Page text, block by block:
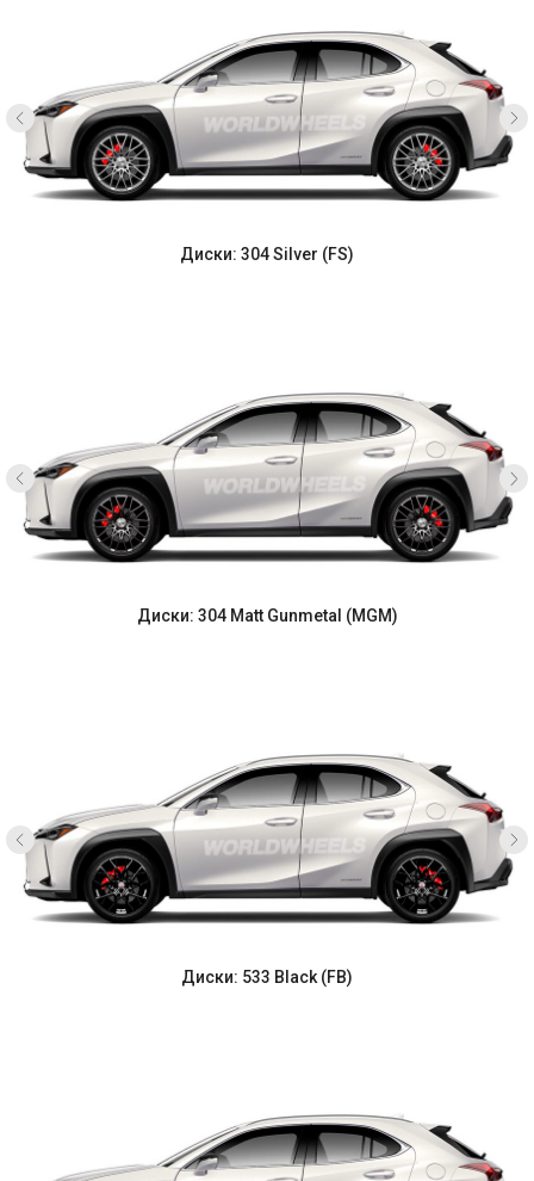
Диски: 304 Silver (FS)
Диски: 304 Matt Gunmetal (MGM)
Диски: 533 Black (FB)